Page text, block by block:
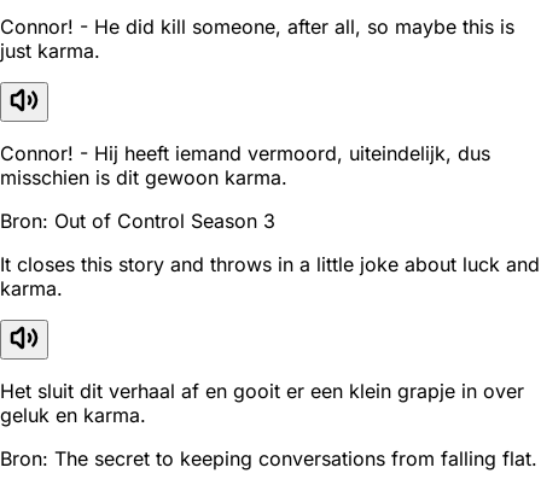
Connor! - He did kill someone, after all, so maybe this is
just karma.
Connor! - Hij heeft iemand vermoord, uiteindelijk, dus
misschien is dit gewoon karma.
Bron: Out of Control Season 3
It closes this story and throws in a little joke about luck and
karma.
Het sluit dit verhaal af en gooit er een klein grapje in over
geluk en karma.
Bron: The secret to keeping conversations from falling flat.